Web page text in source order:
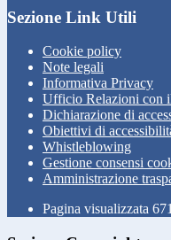
Sezione Link Utili
Cookie policy
Note legali
Informativa Privacy
Ufficio Relazioni con
Dichiarazione di
Obiettivi di
Whistleblowing
Gestione consensi
Amministrazione
Pagina visualizzata